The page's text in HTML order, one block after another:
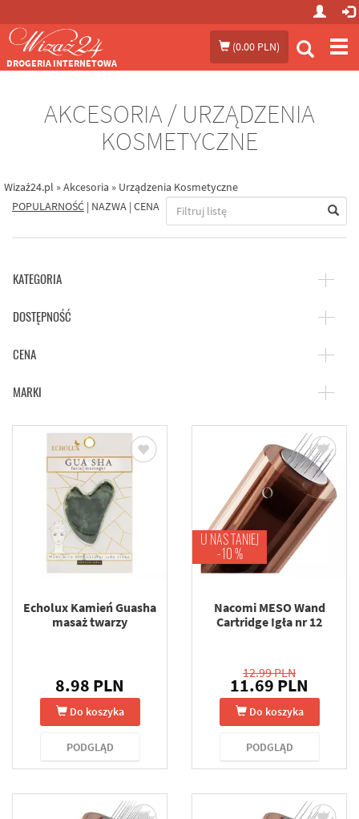
(0.00 PLN)
DROGERIA INTERNETOWA
AKCESORIA / URZĄDZENIA
KOSMETYCZNE
Wizaż24.pl »Akcesoria » Urządzenia Kosmetyczne
POPULARNOŚĆ | NAZWA | CENA
KATEGORIA
DOSTĘPNOŚĆ
CENA
MARKI
Echolux Kamień Guasha
masaż twarzy
8.98 PLN
Do koszyka
PODGLĄD
U NAS TANIEJ
-10 %
Nacomi MESO Wand
Cartridge Igła nr 12
12.99 PLN
11.69 PLN
Do koszyka
PODGLĄD